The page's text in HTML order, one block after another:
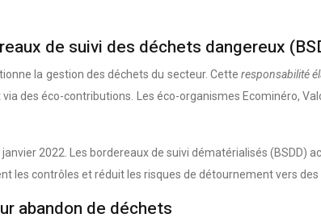
de suivi des déchets dangereux
la gestion des déchets du secteur. Cetteresponsabilité
des éco-contributions. Les éco-organismes Ecominéro,
2022. Les bordereaux de suivi dématérialisés (BSDD)
les contrôles et réduit les risques de détournement vers des
abandon de déchets